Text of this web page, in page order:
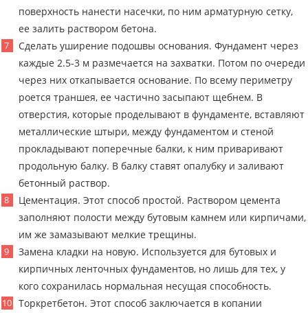
поверхность нанести насечки, по ним арматурную сетку,
ее залить раствором бетона.
Сделать уширение подошвы основания. Фундамент через
каждые 2.5-3 м размечается на захватки. Потом по очереди
через них откапывается основание. По всему периметру
роется траншея, ее частично засыпают щебнем. В
отверстия, которые проделывают в фундаменте, вставляют
металлические штыри, между фундаментом и стеной
прокладывают поперечные балки, к ним приваривают
продольную балку. В балку ставят опалубку и заливают
бетонный раствор.
Цементация. Этот способ простой. Раствором цемента
заполняют полости между бутовым камнем или кирпичами,
им же замазывают мелкие трещины.
Замена кладки на новую. Используется для бутовых и
кирпичных ленточных фундаментов, но лишь для тех, у
кого сохранилась нормальная несущая способность.
Торкретбетон. Этот способ заключается в копании